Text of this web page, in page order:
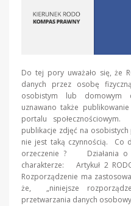
Do tej pory uważało się, że
danych przez osobę
osobistym lub domowym
uznawano także
portalu
publikacje zdjęć na
nie jest taką czynnością. Co
orzeczenie ? Działania o
charakterze: Artykuł 2
Rozporządzenie ma
że, „niniejsze
przetwarzania danych